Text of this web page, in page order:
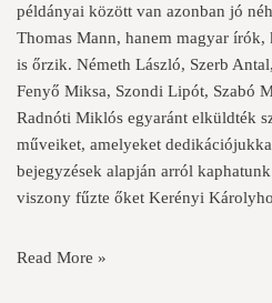
példányai között van azonban jó
Thomas Mann, hanem magyar
is őrzik. Németh László, Szerb
Fenyő Miksa, Szondi Lipót, Szabó
Radnóti Miklós egyaránt elküldték
műveiket, amelyeket
bejegyzések alapján arról
viszony fűzte őket Kerényi
Read More »